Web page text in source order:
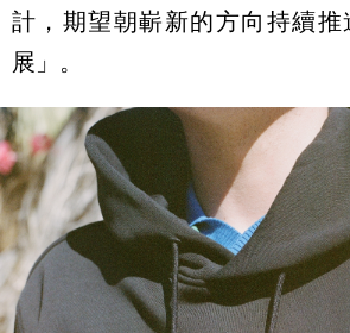
計，期望朝嶄新的方向持續
展」。